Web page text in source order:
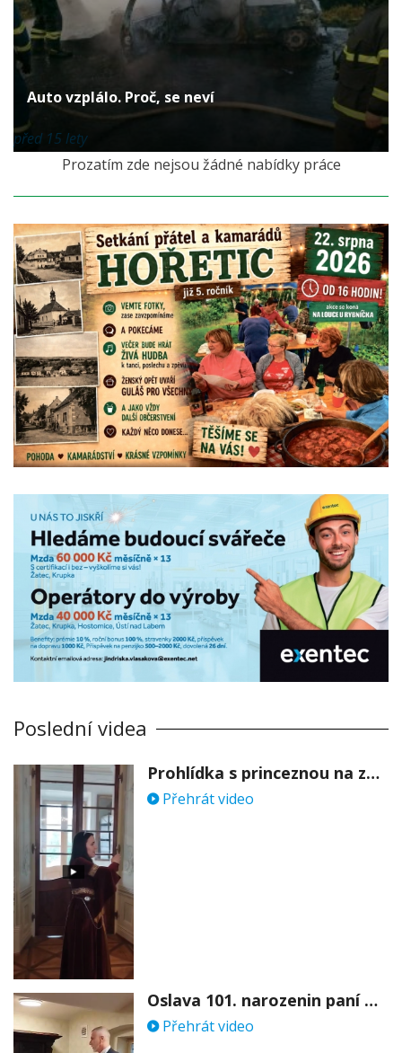
Auto vzplálo. Proč, se neví
před 15 lety
Prozatím zde nejsou žádné nabídky práce
Poslední videa
Prohlídka s princeznou na zámku Stekník
Přehrát video
Oslava 101. narozenin paní Věry Skořepové
Přehrát video